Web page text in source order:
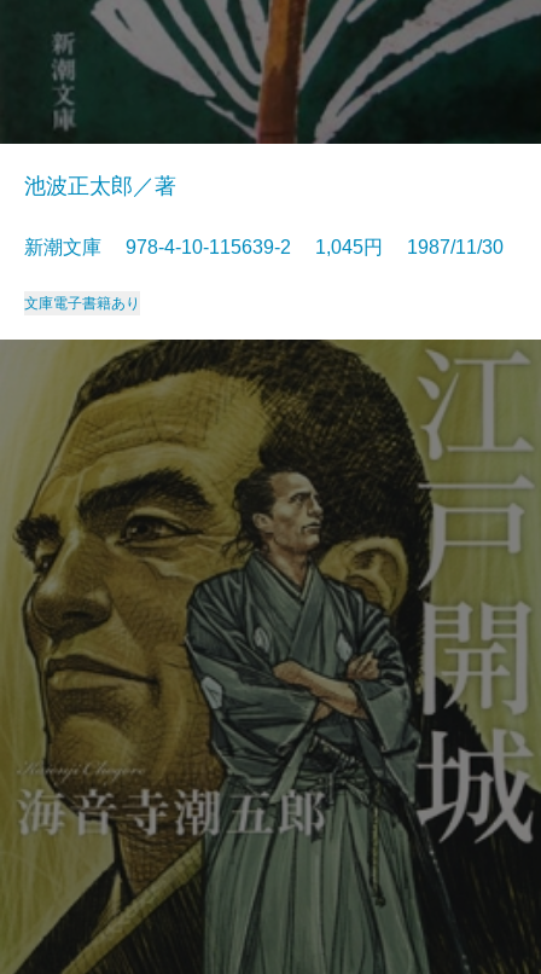
池波正太郎／著
新潮文庫 978-4-10-115639-2 1,045円 1987/11/30
文庫電子書籍あり